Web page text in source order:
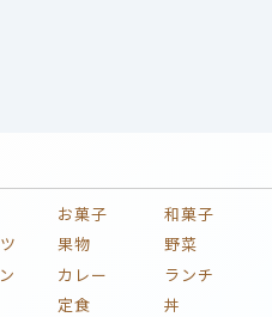
お菓子
和菓子
果物
野菜
カレー
ランチ
定食
丼